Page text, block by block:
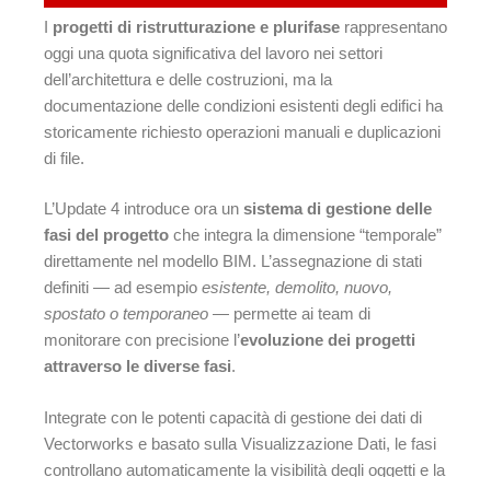
I progetti di ristrutturazione e plurifase rappresentano
oggi una quota significativa del lavoro nei settori
dell’architettura e delle costruzioni, ma la
documentazione delle condizioni esistenti degli edifici ha
storicamente richiesto operazioni manuali e duplicazioni
di file.
L’Update 4 introduce ora un sistema di gestione delle
fasi del progetto che integra la dimensione “temporale”
direttamente nel modello BIM. L’assegnazione di stati
definiti — ad esempio esistente, demolito, nuovo,
spostato o temporaneo — permette ai team di
monitorare con precisione l’evoluzione dei progetti
attraverso le diverse fasi.
Integrate con le potenti capacità di gestione dei dati di
Vectorworks e basato sulla Visualizzazione Dati, le fasi
controllano automaticamente la visibilità degli oggetti e la